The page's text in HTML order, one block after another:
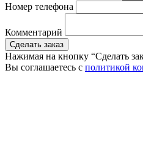
Номер телефона
Комментарий
Сделать заказ
Нажимая на кнопку “Сделать
Вы соглашаетесь с политикой